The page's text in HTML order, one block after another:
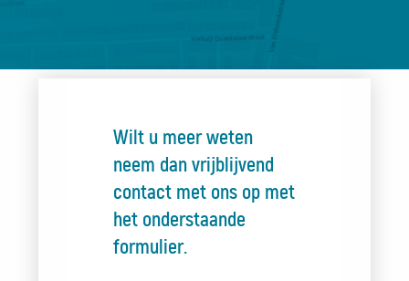
Wilt u meer weten
neem dan vrijblijvend
contact met ons op met
het onderstaande
formulier.